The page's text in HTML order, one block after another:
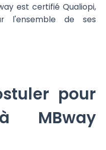
est certifié Qualiopi,
l'ensemble de ses
pour
MBway